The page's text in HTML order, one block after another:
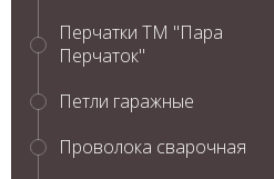
Перчатки ТМ "Пара
Перчаток"
Петли гаражные
Проволока сварочная